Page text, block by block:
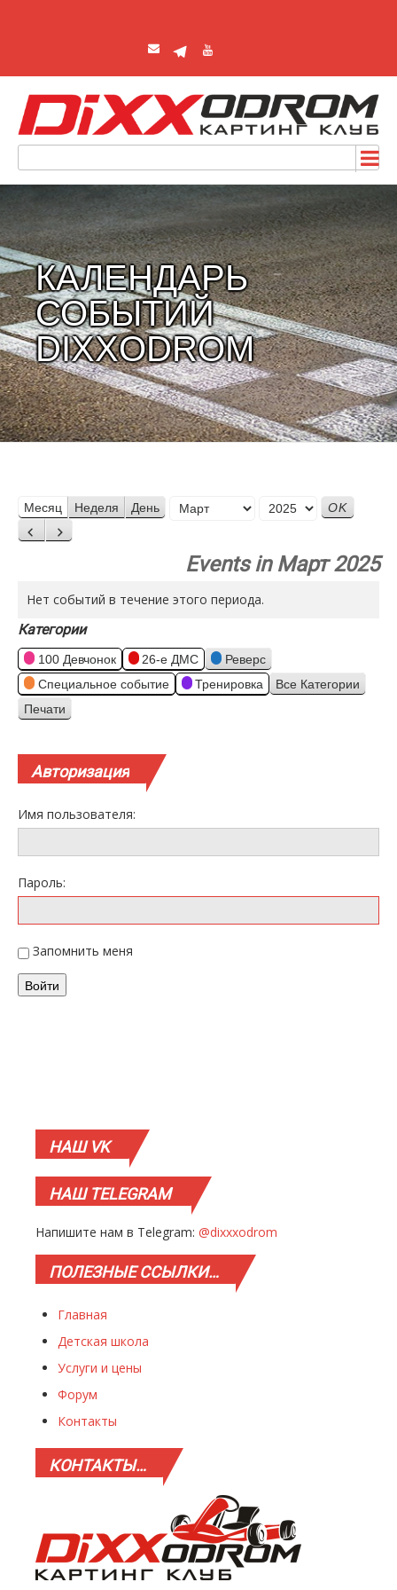
КАЛЕНДАРЬ
СОБЫТИЙ
DIXXODROM
Месяц Неделя День
Месяц
Назад
Вперед
Events in Март 2025
Нет событий в течение этого периода.
Категории
100 Девчонок 26-е ДМС
Реверс
Специальное событие
Тренировка Все Категории
Просмотр
Печати
Авторизация
Имя пользователя:
Пароль:
Запомнить меня
Войти
НАШVK
НАШTELEGRAM
Напишите нам в Telegram: @dixxxodrom
ПОЛЕЗНЫЕССЫЛКИ…
Главная
Детская школа
Услуги и цены
Форум
Контакты
КОНТАКТЫ…